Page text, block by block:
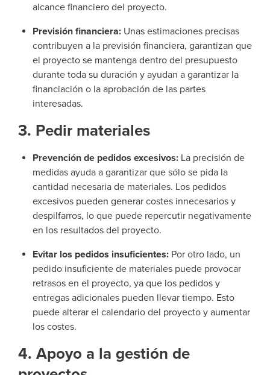
alcance financiero del proyecto.
Previsión financiera: Unas estimaciones precisas
contribuyen a la previsión financiera, garantizan que
el proyecto se mantenga dentro del presupuesto
durante toda su duración y ayudan a garantizar la
financiación o la aprobación de las partes
interesadas.
3. Pedir materiales
Prevención de pedidos excesivos: La precisión de
medidas ayuda a garantizar que sólo se pida la
cantidad necesaria de materiales. Los pedidos
excesivos pueden generar costes innecesarios y
despilfarros, lo que puede repercutir negativamente
en los resultados del proyecto.
Evitar los pedidos insuficientes: Por otro lado, un
pedido insuficiente de materiales puede provocar
retrasos en el proyecto, ya que los pedidos y
entregas adicionales pueden llevar tiempo. Esto
puede alterar el calendario del proyecto y aumentar
los costes.
4. Apoyo a la gestión de